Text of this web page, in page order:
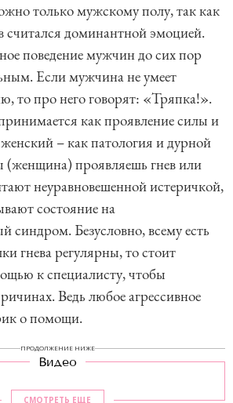
только мужскому полу, так как
считался доминантной эмоцией.
поведение мужчин до сих пор
Если мужчина не умеет
то про него говорят: «Тряпка!».
как проявление силы и
– как патология и дурной
(женщина) проявляешь гнев или
неуравновешенной истеричкой,
состояние на
синдром. Безусловно, всему есть
гнева регулярны, то стоит
к специалисту, чтобы
Ведь любое агрессивное
о помощи.
ПРОДОЛЖЕНИЕ НИЖЕ
Видео
СМОТРЕТЬ ЕЩЕ